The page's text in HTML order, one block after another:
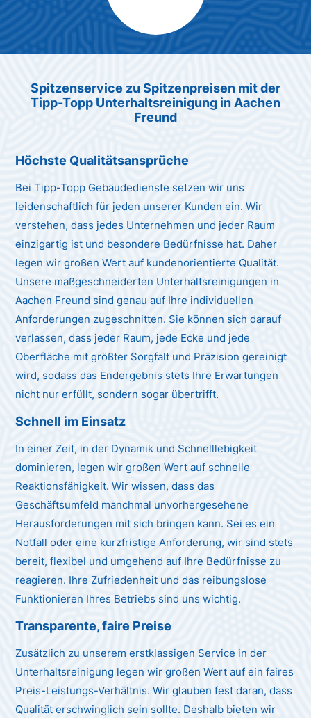
Max Mustermann
Spitzenservice zu Spitzenpreisen mit der
Tipp-Topp Unterhaltsreinigung in Aachen
Freund
Höchste Qualitätsansprüche
Bei Tipp-Topp Gebäudedienste setzen wir uns
leidenschaftlich für jeden unserer Kunden ein. Wir
verstehen, dass jedes Unternehmen und jeder Raum
einzigartig ist und besondere Bedürfnisse hat. Daher
legen wir großen Wert auf kundenorientierte Qualität.
Unsere maßgeschneiderten Unterhaltsreinigungen in
Aachen Freund sind genau auf Ihre individuellen
Anforderungen zugeschnitten. Sie können sich darauf
verlassen, dass jeder Raum, jede Ecke und jede
Oberfläche mit größter Sorgfalt und Präzision gereinigt
wird, sodass das Endergebnis stets Ihre Erwartungen
nicht nur erfüllt, sondern sogar übertrifft.
Schnell im Einsatz
In einer Zeit, in der Dynamik und Schnelllebigkeit
dominieren, legen wir großen Wert auf schnelle
Reaktionsfähigkeit. Wir wissen, dass das
Geschäftsumfeld manchmal unvorhergesehene
Herausforderungen mit sich bringen kann. Sei es ein
Notfall oder eine kurzfristige Anforderung, wir sind stets
bereit, flexibel und umgehend auf Ihre Bedürfnisse zu
reagieren. Ihre Zufriedenheit und das reibungslose
Funktionieren Ihres Betriebs sind uns wichtig.
Transparente, faire Preise
Zusätzlich zu unserem erstklassigen Service in der
Unterhaltsreinigung legen wir großen Wert auf ein faires
Preis-Leistungs-Verhältnis. Wir glauben fest daran, dass
Qualität erschwinglich sein sollte. Deshalb bieten wir